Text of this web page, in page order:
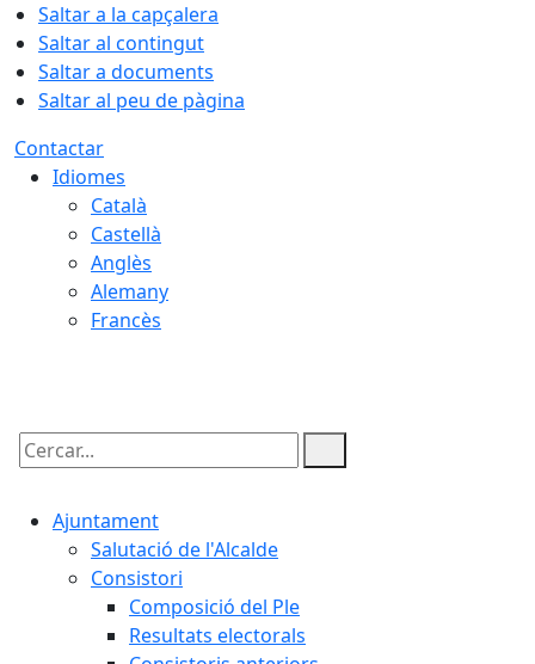
Saltar a la capçalera
Saltar al contingut
Saltar a documents
Saltar al peu de pàgina
Contactar
Idiomes
Català
Castellà
Anglès
Alemany
Francès
Cercar:
Ajuntament
Salutació de l'Alcalde
Consistori
Composició del Ple
Resultats electorals